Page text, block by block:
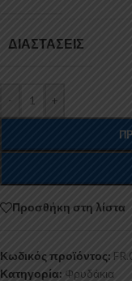
ΔΙΑΣΤΆΣΕΙΣ
- +
Προσθήκη στη λίστα
Κωδικός προϊόντος:
Κατηγορία: Φρυδάκια